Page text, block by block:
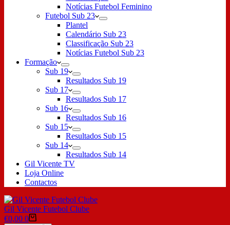
Notícias Futebol Feminino
Futebol Sub 23
Plantel
Calendário Sub 23
Classificação Sub 23
Notícias Futebol Sub 23
Formação
Sub 19
Resultados Sub 19
Sub 17
Resultados Sub 17
Sub 16
Resultados Sub 16
Sub 15
Resultados Sub 15
Sub 14
Resultados Sub 14
Gil Vicente TV
Loja Online
Contactos
Gil Vicente Futebol Clube
€0,00 0